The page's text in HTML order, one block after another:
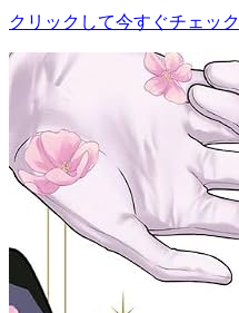
クリックして今すぐチェック